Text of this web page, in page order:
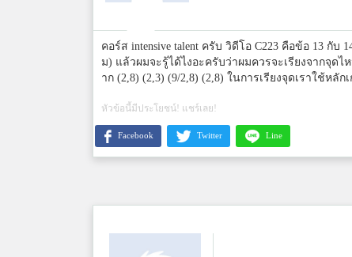
คอร์ส intensive talent ครับ วิดีโอ C223 คือข้อ 13 กั
ม) แล้วผมจะรู้ได้ไงอะครับว่าผมควรจะเรียงจากจุดไ
าก (2,8) (2,3) (9/2,8) (2,8) ในการเรียงจุดเราใช้
หัวข้อนี้มีประโยชน์! แชร์เลย!
Facebook Twitter Line